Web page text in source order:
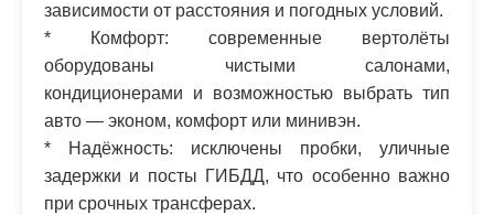
зависимости от расстояния и погодных условий.
* Комфорт: современные вертолёты
оборудованы чистыми салонами,
кондиционерами и возможностью выбрать тип
авто — эконом, комфорт или минивэн.
* Надёжность: исключены пробки, уличные
задержки и посты ГИБДД, что особенно важно
при срочных трансферах.